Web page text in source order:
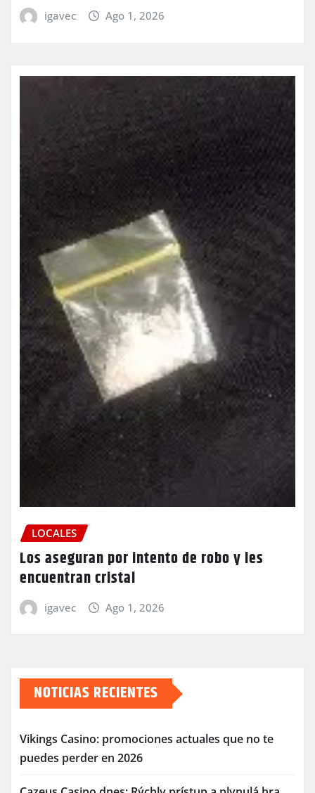
igavec Ago 1, 2026
LOCALES
Los aseguran por intento de robo y les
encuentran cristal
igavec Ago 1, 2026
NOTICIAS RECIENTES
Vikings Casino: promociones actuales que no te
puedes perder en 2026